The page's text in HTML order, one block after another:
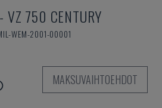
-VZ 750 CENTURY
WEM-2001-00001
MAKSUVAIHTOEHDOT